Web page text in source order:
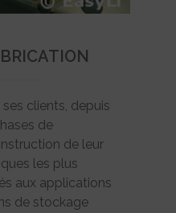
clients, depuis
de
de leur
les plus
aux applications
de stockage